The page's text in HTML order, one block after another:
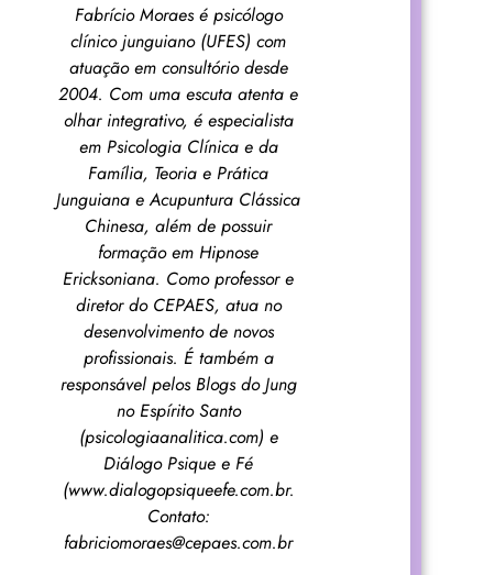
Fabrício Moraes é psicólogo
clínico junguiano (UFES) com
atuação em consultório desde
2004. Com uma escuta atenta e
olhar integrativo, é especialista
em Psicologia Clínica e da
Família, Teoria e Prática
Junguiana e Acupuntura Clássica
Chinesa, além de possuir
formação em Hipnose
Ericksoniana. Como professor e
diretor do CEPAES, atua no
desenvolvimento de novos
profissionais. É também a
responsável pelos Blogs do Jung
no Espírito Santo
(psicologiaanalitica.com) e
Diálogo Psique e Fé
(www.dialogopsiqueefe.com.br.
Contato:
fabriciomoraes@cepaes.com.br